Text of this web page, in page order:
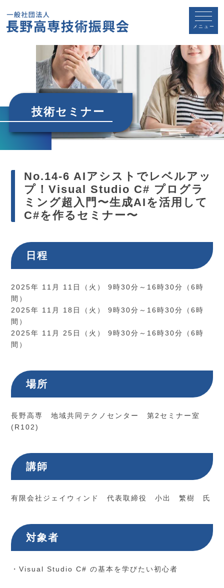
メニュー
技術セミナー
No.14-6 AIアシストでレベルアッ
プ！Visual Studio C# プログラ
ミング超入門〜生成AIを活用して
C#を作るセミナー〜
日程
2025年 11月 11日（火） 9時30分～16時30分（6時
間）
2025年 11月 18日（火） 9時30分～16時30分（6時
間）
2025年 11月 25日（火） 9時30分～16時30分（6時
間）
場所
長野高専 地域共同テクノセンター 第2セミナー室
(R102)
講師
有限会社ジェイウィンド 代表取締役 小出 繁樹 氏
対象者
・Visual Studio C# の基本を学びたい初心者